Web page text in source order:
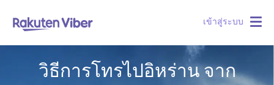
เข้าสู่ระบบ
วิธีการโทรไปอิหร่าน จาก